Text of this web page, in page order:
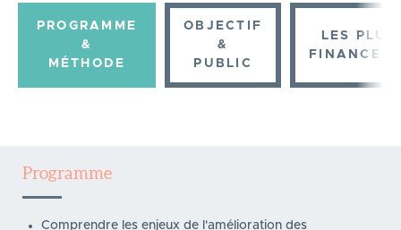
PROGRAMME
&
MÉTHODE
OBJECTIF
&
PUBLIC
LES PLUS
Programme
Comprendre les enjeux de l'amélioration des